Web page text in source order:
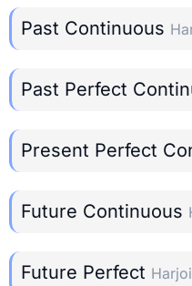
Past Continuous
Past Perfect
Present Perfect
Future Continuous
Future Perfect